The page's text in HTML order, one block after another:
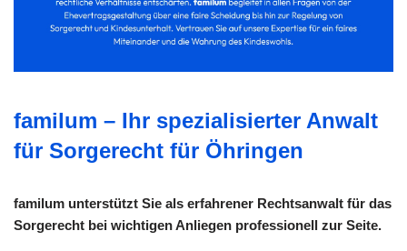
familum – Ihr spezialisierter Anwalt
für Sorgerecht für Öhringen
familum unterstützt Sie als erfahrener Rechtsanwalt für das
Sorgerecht bei wichtigen Anliegen professionell zur Seite.